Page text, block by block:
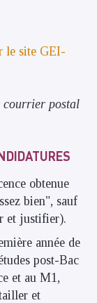
le site GEI-
courrier postal
obtenue
bien", sauf
et justifier).
année de
post-Bac
et au M1,
et